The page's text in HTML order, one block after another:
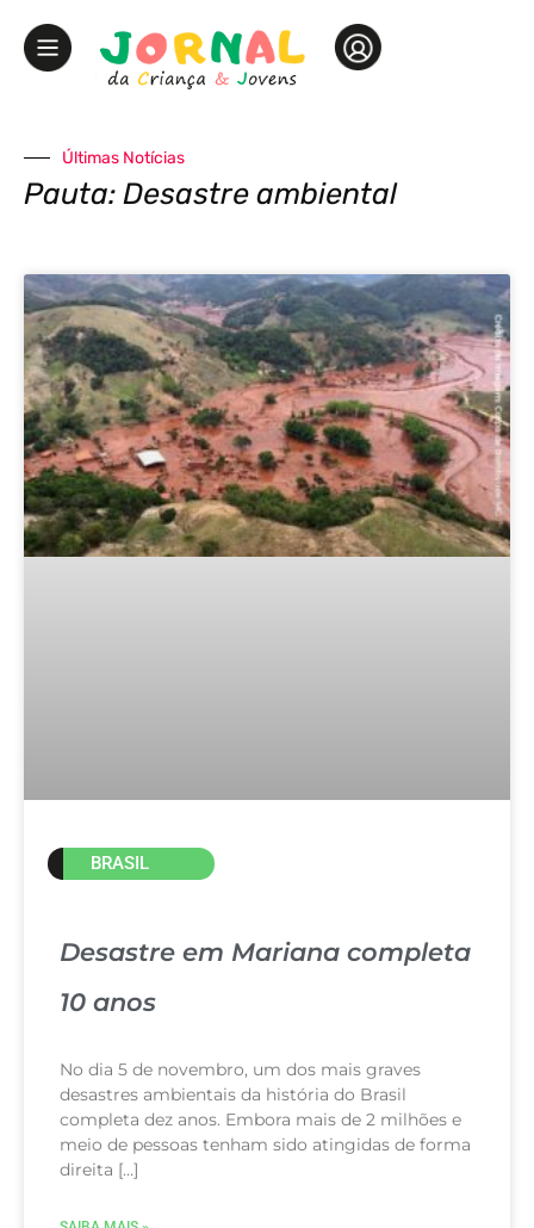
Últimas Notícias
Pauta: Desastre ambiental
BRASIL
Desastre em Mariana completa
10 anos
No dia 5 de novembro, um dos mais graves
desastres ambientais da história do Brasil
completa dez anos. Embora mais de 2 milhões e
meio de pessoas tenham sido atingidas de forma
direita […]